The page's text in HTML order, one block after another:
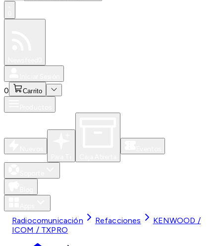
0 Carrito
Radiocomunicación Refacciones
KENWOOD /
ICOM / TXPRO